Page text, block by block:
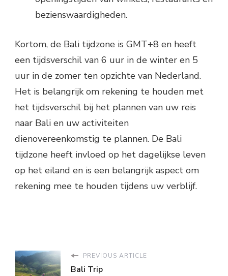
bezienswaardigheden.
Kortom, de Bali tijdzone is GMT+8 en heeft
een tijdsverschil van 6 uur in de winter en 5
uur in de zomer ten opzichte van Nederland.
Het is belangrijk om rekening te houden met
het tijdsverschil bij het plannen van uw reis
naar Bali en uw activiteiten
dienovereenkomstig te plannen. De Bali
tijdzone heeft invloed op het dagelijkse leven
op het eiland en is een belangrijk aspect om
rekening mee te houden tijdens uw verblijf.
PREVIOUS ARTICLE
Bali Trip